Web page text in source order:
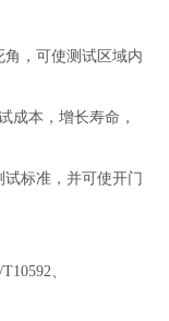
，可使测试区域内
成本，增长寿命，
试标准，并可使开门
、